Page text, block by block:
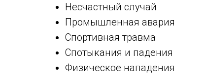
Несчастный случай
Промышленная авария
Спортивная травма
Спотыкания и падения
Физическое нападения